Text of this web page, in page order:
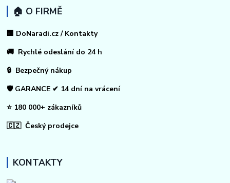
🏠 O FIRMĚ
🏢 DoNaradi.cz / Kontakty
🚚 Rychlé odeslání do 24 h
🔒 Bezpečný nákup
🛡️ GARANCE ✔ 14 dní na vrácení
⭐ 180 000+ zákazníků
🇨🇿 Český prodejce
KONTAKTY